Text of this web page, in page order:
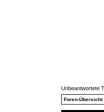
Unbeantwortete
Foren-Übersicht